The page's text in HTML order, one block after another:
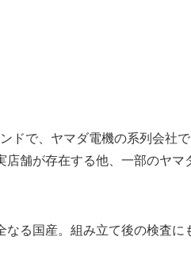
ドで、ヤマダ電機の系列会社
店舗が存在する他、一部のヤ
る国産。組み立て後の検査